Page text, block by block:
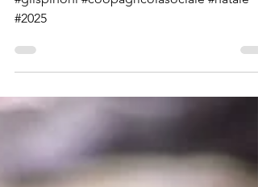
#geocart #piacenza #cooperativasociale
#2025